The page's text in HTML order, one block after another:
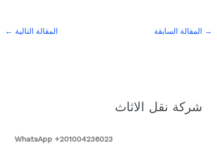
→ المقالة السابقة المقالة التالية ←
شركة نقل الاثاث
WhatsApp +201004236023